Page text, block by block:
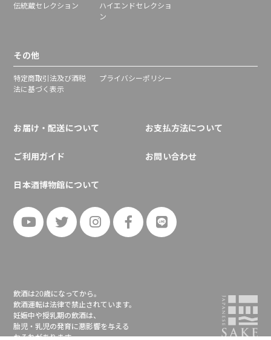
伝統蔵セレクション
ハイエンドセレクショ
ン
その他
特定商取引法及び酒税
法に基づく表示
プライバシーポリシー
お届け・配送について お支払方法について
ご利用ガイド お問い合わせ
日本酒博物館について
飲酒は20歳になってから。
飲酒運転は法律で禁止されています。
妊娠中や授乳期の飲酒は、
胎児・乳児の発育に悪影響を与える
おそれがあります。